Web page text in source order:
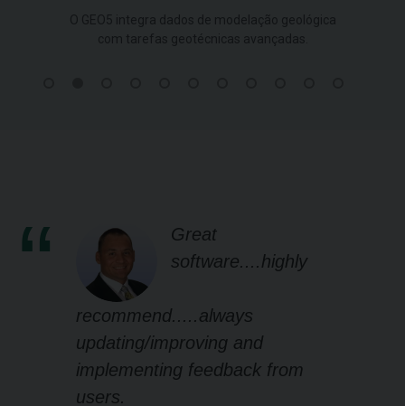
O GEO5 integra dados de modelação geológica
com tarefas geotécnicas avançadas.
Great
software....highly
recommend.....always
updating/improving and
implementing feedback from
users.